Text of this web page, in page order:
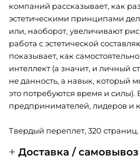
компаний рассказывает, как
эстетическими принципами
или, наоборот, увеличивают
работа с эстетической
показывает, как
интеллект (а значит, и личный
не данность, а навык, который
это потребуются время и
предпринимателей, лидеров и
Твердый переплет, 320 страниц.
Доставка / самовывоз